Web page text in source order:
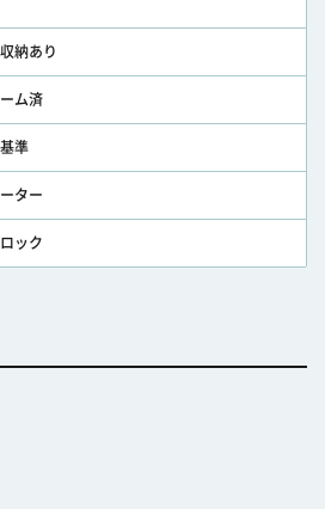
納あり
ム済
準
ター
ック